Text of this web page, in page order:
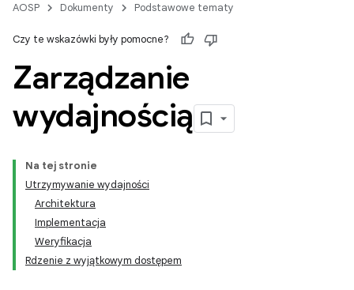
AOSP Dokumenty Podstawowe tematy
Czy te wskazówki były pomocne?
Zarządzanie
wydajnością
Na tej stronie
Utrzymywanie wydajności
Architektura
Implementacja
Weryfikacja
Rdzenie z wyjątkowym dostępem